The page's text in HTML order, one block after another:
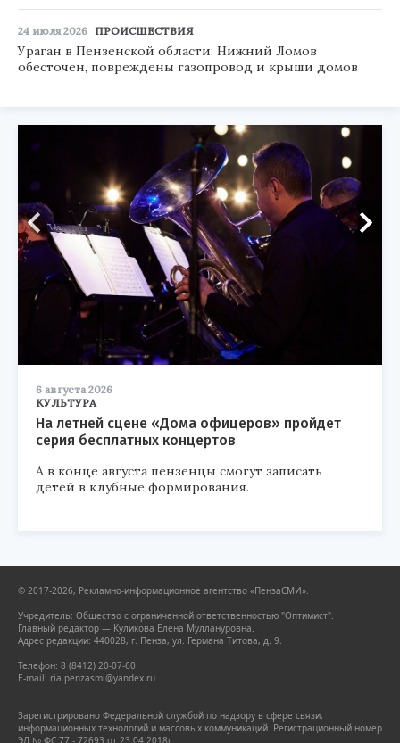
24 июля 2026 ПРОИСШЕСТВИЯ
Ураган в Пензенской области: Нижний Ломов
обесточен, повреждены газопровод и крыши домов
6 августа 2026
КУЛЬТУРА
На летней сцене «Дома офицеров» пройдет
серия бесплатных концертов
А в конце августа пензенцы смогут записать
детей в клубные формирования.
© 2017-2026, Рекламно-информационное агентство «ПензаСМИ».
Учредитель: Общество с ограниченной ответственностью "Оптимист".
Главный редактор — Куликова Елена Муллануровна.
Адрес редакции: 440028, г. Пенза, ул. Германа Титова, д. 9.
Телефон: 8 (8412) 20-07-60
E-mail: ria.penzasmi@yandex.ru
Зарегистрировано Федеральной службой по надзору в сфере связи,
информационных технологий и массовых коммуникаций. Регистрационный номер
ЭЛ № ФС 77 - 72693 от 23.04.2018г.